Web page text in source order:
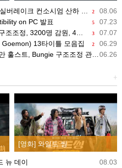
2 08.06
레이크 컨소시엄 산하 편입
5 07.23
on PC 발표
3 07.07
3200명 감원, 4개 스튜디오 분리
2 06.29
13타이틀 모음집
06.26
Bungie 구조조정 관련 직원 메시지 공개
+
[영화] 와일드 씽
08.03
뉴 데이